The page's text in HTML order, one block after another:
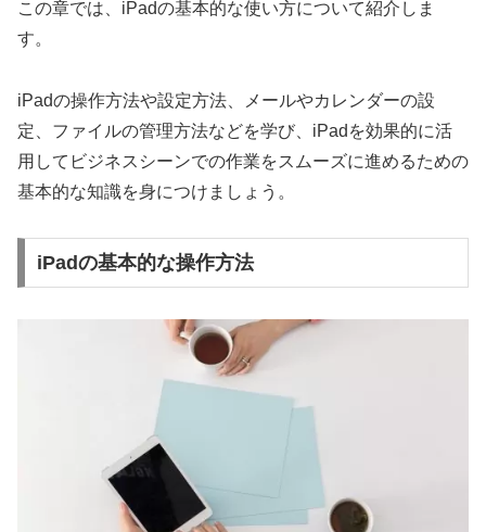
この章では、iPadの基本的な使い方について紹介しま
す。
iPadの操作方法や設定方法、メールやカレンダーの設
定、ファイルの管理方法などを学び、iPadを効果的に活
用してビジネスシーンでの作業をスムーズに進めるための
基本的な知識を身につけましょう。
iPadの基本的な操作方法